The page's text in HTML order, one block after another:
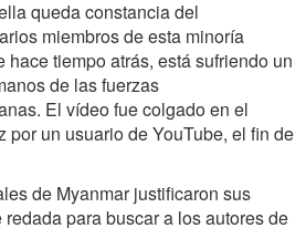
queda constancia del
miembros de esta minoría
hace tiempo atrás, está sufriendo un
de las fuerzas
El vídeo fue colgado en el
por un usuario de YouTube, el fin de
de Myanmar justificaron sus
para buscar a los autores de